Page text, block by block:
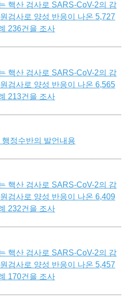
핵산 검사로 SARS-CoV-2의 감
검사로 양성 반응이 나온 5,727
236건을 조사
핵산 검사로 SARS-CoV-2의 감
검사로 양성 반응이 나온 6,565
213건을 조사
정수반의 발언내용
핵산 검사로 SARS-CoV-2의 감
검사로 양성 반응이 나온 6,409
232건을 조사
핵산 검사로 SARS-CoV-2의 감
검사로 양성 반응이 나온 5,457
170건을 조사